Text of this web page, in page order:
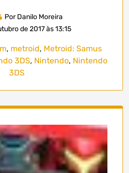
Por Danilo Moreira
de 2017 às 13:15
, metroid, Metroid: Samus
3DS, Nintendo, Nintendo
3DS